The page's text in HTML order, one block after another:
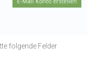
folgende Felder